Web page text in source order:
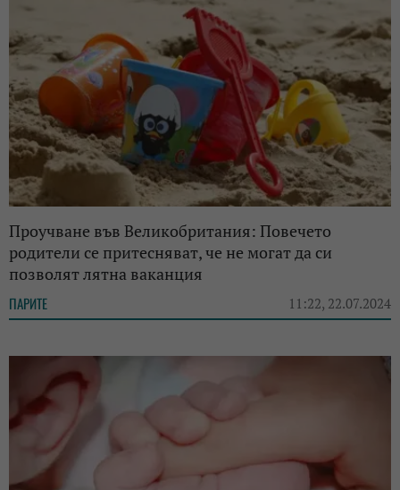
Проучване във Великобритания: Повечето
родители се притесняват, че не могат да си
позволят лятна ваканция
ПАРИТЕ 11:22, 22.07.2024